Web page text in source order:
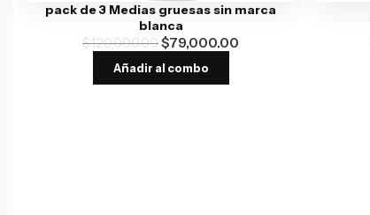
pack de 3 Medias gruesas sin marca
blanca
$120,000.00$79,000.00
Añadir al combo